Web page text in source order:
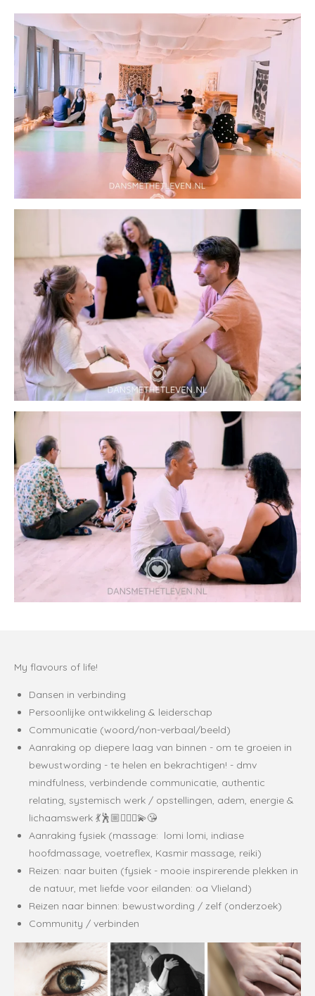
My flavours of life!
Dansen in verbinding
Persoonlijke ontwikkeling & leiderschap
Communicatie (woord/non-verbaal/beeld)
Aanraking op diepere laag van binnen - om te groeien in
bewustwording - te helen en bekrachtigen! - dmv
mindfulness, verbindende communicatie, authentic
relating, systemisch werk / opstellingen, adem, energie &
lichaamswerk 💃🕺🏼💆🏻‍♀️💫😘
Aanraking fysiek (massage: lomi lomi, indiase
hoofdmassage, voetreflex, Kasmir massage, reiki)
Reizen: naar buiten (fysiek - mooie inspirerende plekken in
de natuur, met liefde voor eilanden: oa Vlieland)
Reizen naar binnen: bewustwording / zelf (onderzoek)
Community / verbinden